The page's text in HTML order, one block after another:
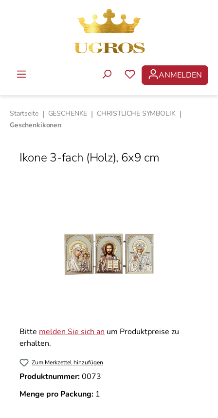
DU HAST 0
ANMELDEN
Startseite | GESCHENKE | CHRISTLICHE SYMBOLIK |
Geschenkikonen
Ikone 3-fach (Holz), 6x9 cm
Bitte melden Sie sich an um Produktpreise zu
erhalten.
Zum Merkzettel hinzufügen
Produktnummer:0073
Menge pro Packung: 1